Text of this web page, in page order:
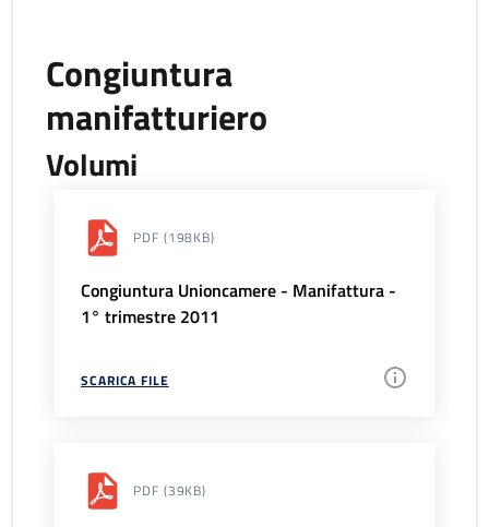
Congiuntura
manifatturiero
Volumi
PDF (198KB)
Congiuntura Unioncamere - Manifattura -
1° trimestre 2011
SCARICA FILE
PDF (39KB)